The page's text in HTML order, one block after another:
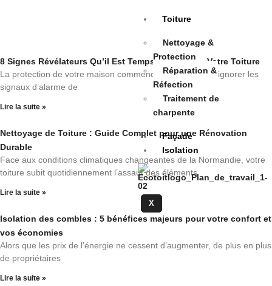
Toiture
Nettoyage &
Protection
Réparation &
Réfection
Traitement de
charpente
Façade
Isolation
X
8 Signes Révélateurs Qu’il Est Temps de Rénover Votre Toiture
La protection de votre maison commence par le haut, et ignorer les
signaux d’alarme de
Lire la suite »
Nettoyage de Toiture : Guide Complet pour une Rénovation
Durable
Face aux conditions climatiques changeantes de la Normandie, votre
toiture subit quotidiennement l’assaut des éléments
Lire la suite »
Isolation des combles : 5 bénéfices majeurs pour votre confort et
vos économies
Alors que les prix de l’énergie ne cessent d’augmenter, de plus en plus
de propriétaires
Lire la suite »